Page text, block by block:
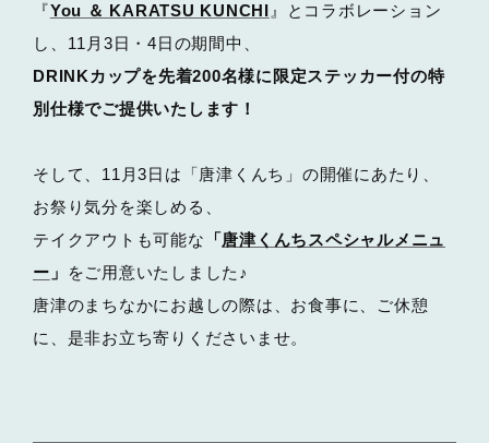
『You ＆ KARATSU KUNCHI 』とコラボレーション
し、11月3日・4日の期間中、
DRINKカップを先着200名様に限定ステッカー付の特
別仕様でご提供いたします！
そして、11月3日は「唐津くんち」の開催にあたり、
お祭り気分を楽しめる、
テイクアウトも可能な 「唐津くんちスペシャルメニュ
ー 」
をご用意いたしました♪
唐津のまちなかにお越しの際は、お食事に、ご休憩
に、是非お立ち寄りくださいませ。